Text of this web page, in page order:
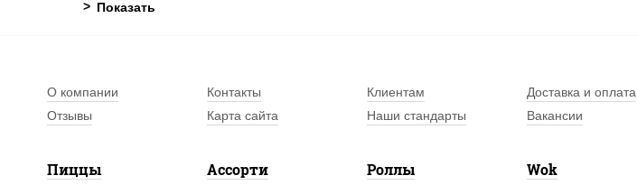
О компании Контакты Клиентам Доставка и оплата
Отзывы
Карта сайта Наши стандарты Вакансии
Пиццы Ассорти Роллы Wok